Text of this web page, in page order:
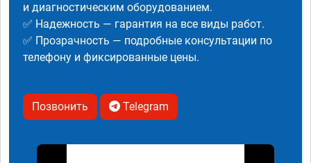
и диагностическим оборудованием.
✅ Надежность — гарантия на все виды работ.
✅ Прозрачность — подробные консультации по
телефону и фиксированные цены.
Позвонить Telegram